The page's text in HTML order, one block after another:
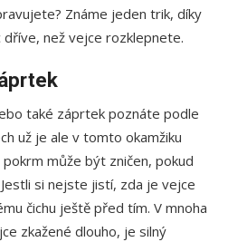
Známe jeden trik, díky
než vejce rozklepnete.
také záprtek poznáte podle
už je ale v tomto okamžiku
může být zničen, pokud
si nejste jistí, zda je vejce
čichu ještě před tím. V mnoha
zkažené dlouho, je silný